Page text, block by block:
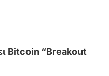
Bitcoin “Breakout